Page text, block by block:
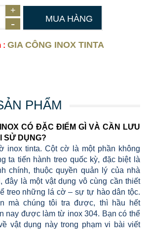
MUA HÀNG
: GIA CÔNG INOX TINTA
PHẨM
CÓ ĐẶC ĐIỂM GÌ VÀ CẦN LƯU
SỬ DỤNG?
inox tinta. Cột cờ là một phần không
ta tiến hành treo quốc kỳ, đặc biệt là
chính, thuộc quyền quản lý của nhà
đây là một vật dụng vô cùng cần thiết
treo những lá cờ – sự tự hào dân tộc.
mà chúng tôi tra được, thì hầu hết
nay được làm từ inox 304. Bạn có thể
vật dụng này trong phạm vi bài viết